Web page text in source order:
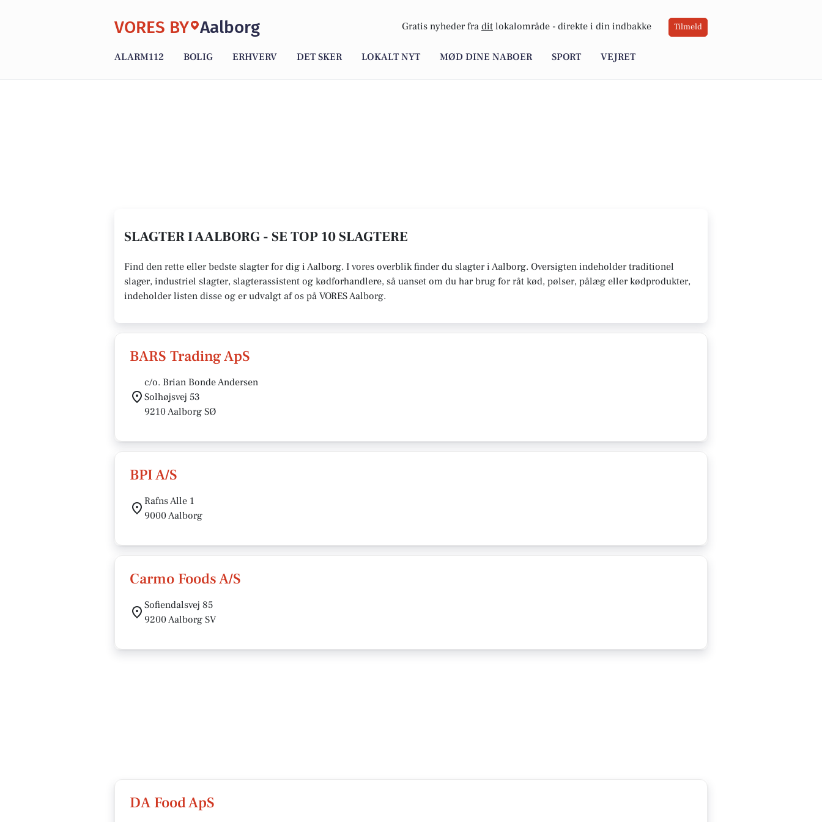
VORES BY Aalborg Gratis nyheder fra dit lokalområde - direkte i din indbakke Tilmeld
ALARM112 BOLIG ERHVERV DET SKER LOKALT NYT MØD DINE NABOER SPORT VEJRET
SLAGTER I AALBORG - SE TOP 10 SLAGTERE
Find den rette eller bedste slagter for dig i Aalborg. I vores overblik finder du slagter i Aalborg. Oversigten indeholder traditionel
slager, industriel slagter, slagterassistent og kødforhandlere, så uanset om du har brug for råt kød, pølser, pålæg eller kødprodukter,
indeholder listen disse og er udvalgt af os på VORES Aalborg.
BARS Trading ApS
c/o. Brian Bonde Andersen
Solhøjsvej 53
9210 Aalborg SØ
BPI A/S
Rafns Alle 1
9000 Aalborg
Carmo Foods A/S
Sofiendalsvej 85
9200 Aalborg SV
DA Food ApS